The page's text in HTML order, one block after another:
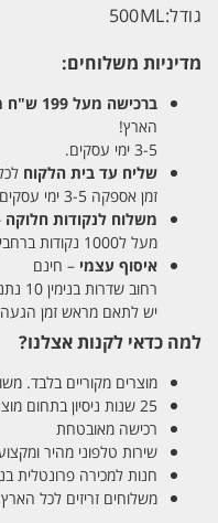
גודל:500ML
מדיניות משלוחים:
ברכישה מעל 199 ש"ח
הארץ!
3-5 ימי עסקים.
שליח עד בית הלקוח
זמן אספקה 3-5 ימי עסקים.
משלוח לנקודות חלוקה
מעל ל1000 נקודות ברחבי הארץ. זמן אספקה 5-8 ימי עסקים.
איסוף עצמי – חינם
רחוב שדרות בנימין 10 נתניה/ רחוב פנקס 12 נתניה – לבחירתכם
יש לתאם מראש זמן הגעה
למה כדאי לקנות אצלנו?
מוצרים מקוריים בלבד.
25 שנות ניסיון בתחום מוצרי השיער והטיפוח
רכישה מאובטחת
שירות טלפוני מהיר
חנות למכירה פרונטלית
משלוחים זריזים לכל